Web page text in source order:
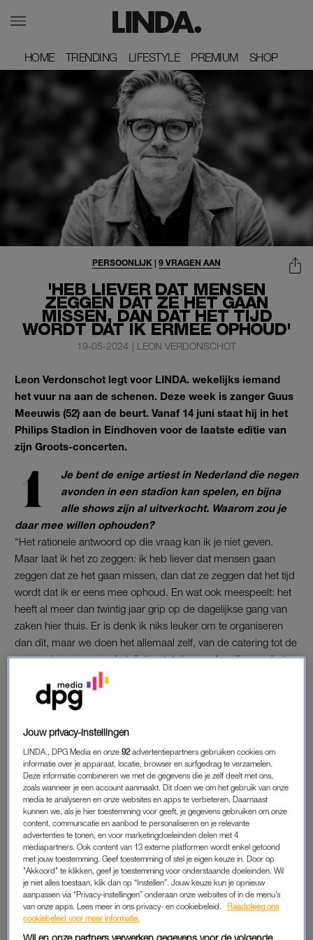
HOME
HOME TRENDING
TRENDING LIFESTYLE
LIFESTYLE PREMIUM
PREMIUM SHOP
SHOP
'HEB LIEVER DAT MENSEN
ZEGGEN DAT ZE HET GAAN
MISSEN, DAN DAT HET TIJD
WORDT DAT IK ERMEE OPHOUD'
PERSOONLIJK | 9 VRAGEN AAN
19-05-2024 | LEON VERDONSCHOT
Leon Verdonschot legt voor LINDA. wekelijks iemand
het vuur na aan de schenen. Deze week is zanger Guus
Meeuwis (52) aan de beurt. Vanaf 14 juni staat hij in het
Philips Stadion in Eindhoven voor de laatste editie van
zijn Groots-concerten.
Je bent de enige artiest in Nederland die negen
avonden in een stadion kan spelen, en bijna
alle shows zijn al uitverkocht. Waarom zou je
daar mee willen ophouden?
“Het rationele antwoord op die vraag kan ik je niet geven.
Maar laat ik het zo zeggen: ik heb liever dat mensen gaan
zeggen dat ze het gaan missen, dan dat ze zeggen dat het tijd
wordt dat ik er eens mee ophoud. En wat ook meespeelt: het
heeft al meer dan twintig jaar grip op de dagelijkse gang van
zaken hier thuis. Er is denk ik niks leuker om te organiseren
dan dit, maar we doen het allemaal zelf, van de catering tot de
vergunningen en van de toiletten tot de merchandise, en het
vangt je ook wel echt.
Je wil niet in herhaling vallen, en je weet dat mensen eigenlijk
dezelfde munitie. Dus creatief vergt het veel. Dat is helemaal
niet erg, maar toen ik deze beslissing anderhalf jaar geleden
nam, zei Manon: ‘Stel je eens voor dat het er niét meer is.’
Toen ik dat deed, voelde ik opeens hoeveel energie dat gaf,
ook om gewoon eens te zien wat er op mijn pad komt.”
Wat beschouw je als het meest memorabele
moment van al die Groots-shows?
“De allereerste keer oplopen, in 2006. Dat was echt
onwaarschijnlijk, dat gevoel van alle zintuigen helemaal open.
Ik zag mijn ouders staan, en tal van bekenden, en alles kwam
binnen, echt alles. Ik was aan het zingen, maar was me daar
Jouw privacy-instellingen
LINDA., DPG Media en onze92 advertentiepartners gebruiken cookies om
informatie over je apparaat, locatie, browser en surfgedrag te verzamelen.
Deze informatie combineren we met de gegevens die je zelf deelt met ons,
zoals wanneer je een account aanmaakt. Dit doen we om het gebruik van onze
media te analyseren en onze websites en apps te verbeteren. Daarnaast
kunnen we, als je hier toestemming voor geeft, je gegevens gebruiken om onze
content, communicatie en aanbod te personaliseren en je relevante
advertenties te tonen, en voor marketingdoeleinden delen met 4
mediapartners. Ook content van 13 externe platformen wordt enkel getoond
met jouw toestemming. Geef toestemming of stel je eigen keuze in. Door op
"Akkoord" te klikken, geef je toestemming voor onderstaande doeleinden. Wil
je niet alles toestaan, klik dan op “Instellen”. Jouw keuze kun je opnieuw
aanpassen via “Privacy-instellingen” onderaan onze websites of in de menu’s
van onze apps. Lees meer in ons privacy- en cookiebeleid.
Raadpleeg ons
cookiebeleid voor meer informatie.